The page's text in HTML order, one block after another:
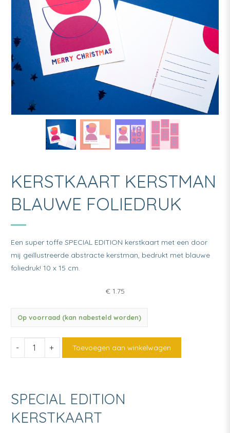
KERSTKAART KERSTMAN
BLAUWE FOLIEDRUK
Een super toffe SPECIAL EDITION kerstkaart met een door
mij geïllustreerde abstracte kerstman, bedrukt met blauwe
foliedruk! 10 x 15 cm.
€1.75
Op voorraad (kan nabesteld worden)
Kerstkaart
Kerstman
quantity
Toevoegen aan winkelwagen
SPECIAL EDITION
KERSTKAART